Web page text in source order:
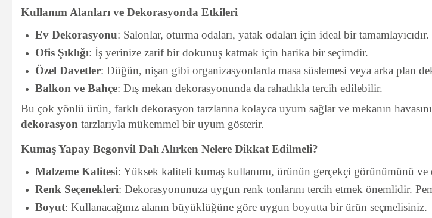
Kullanım Alanları ve Dekorasyonda Etkileri
Ev Dekorasyonu: Salonlar, oturma odaları, yatak odaları için ideal bir tamamlayıcıdır.
Ofis Şıklığı: İş yerinize zarif bir dokunuş katmak için harika bir seçimdir.
Özel Davetler: Düğün, nişan gibi organizasyonlarda masa süslemesi veya arka plan
Balkon ve Bahçe: Dış mekan dekorasyonunda da rahatlıkla tercih edilebilir.
Bu çok yönlü ürün, farklı dekorasyon tarzlarına kolayca uyum sağlar ve mekanın
dekorasyon tarzlarıyla mükemmel bir uyum gösterir.
Kumaş Yapay Begonvil Dalı Alırken Nelere Dikkat Edilmeli?
Malzeme Kalitesi: Yüksek kaliteli kumaş kullanımı, ürünün gerçekçi görünümünü ve
Renk Seçenekleri: Dekorasyonunuza uygun renk tonlarını tercih etmek önemlidir.
Boyut: Kullanacağınız alanın büyüklüğüne göre uygun boyutta bir ürün seçmelisiniz.